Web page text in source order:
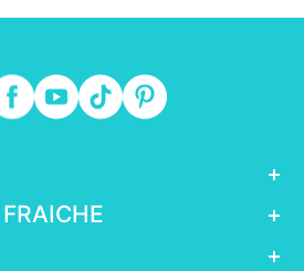
+
+
+